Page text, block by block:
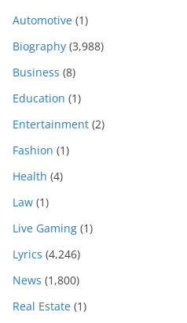
Automotive (1)
Biography (3,988)
Business (8)
Education (1)
Entertainment (2)
Fashion (1)
Health (4)
Law (1)
Live Gaming (1)
Lyrics (4,246)
News (1,800)
Real Estate (1)